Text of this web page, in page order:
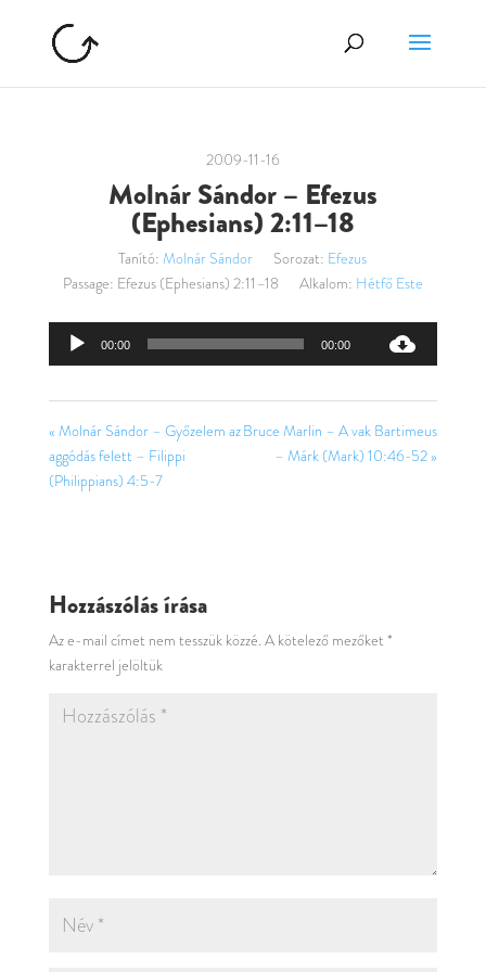
2009-11-16
Molnár Sándor – Efezus
(Ephesians) 2:11–18
Tanító: Molnár Sándor Sorozat: Efezus
Passage: Efezus (Ephesians) 2:11–18 Alkalom: Hétfő Este
Audió
00:00 00:00
« Molnár Sándor – Győzelem az
aggódás felett – Filippi
(Philippians) 4:5-7
Bruce Marlin – A vak Bartimeus
– Márk (Mark) 10:46-52 »
Hozzászólás írása
Az e-mail címet nem tesszük közzé. A kötelező mezőket *
karakterrel jelöltük